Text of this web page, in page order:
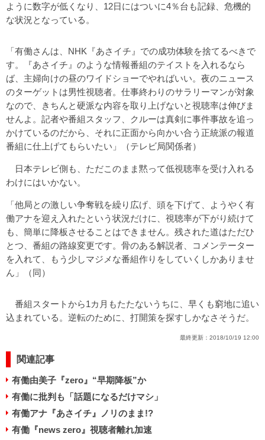
ように数字が低くなり、12日にはついに4％台も記録、危機的
な状況となっている。
「有働さんは、NHK『あさイチ』での成功体験を捨てるべきで
す。『あさイチ』のような情報番組のテイストを入れるなら
ば、主婦向けの昼のワイドショーでやればいい。夜のニュース
のターゲットは男性視聴者。仕事終わりのサラリーマンが対象
なので、きちんと硬派な内容を取り上げないと視聴率は伸びま
せんよ。記者や番組スタッフ、クルーは真剣に事件事故を追っ
かけているのだから、それに正面から向かい合う正統派の報道
番組に仕上げてもらいたい」（テレビ局関係者）
日本テレビ側も、ただこのまま黙って低視聴率を受け入れる
わけにはいかない。
「他局との激しい争奪戦を繰り広げ、頭を下げて、ようやく有
働アナを迎え入れたという状況だけに、視聴率が下がり続けて
も、簡単に降板させることはできません。残された道はただひ
とつ、番組の路線変更です。骨のある解説者、コメンテーター
を入れて、もう少しマジメな番組作りをしていくしかありませ
ん」（同）
番組スタートから1カ月もたたないうちに、早くも窮地に追い
込まれている。逆転のために、打開策を探すしかなさそうだ。
最終更新： 2018/10/19 12:00
関連記事
有働由美子『zero』“早期降板”か
有働に批判も「話題になるだけマシ」
有働アナ『あさイチ』ノリのまま!?
有働『news zero』視聴者離れ加速